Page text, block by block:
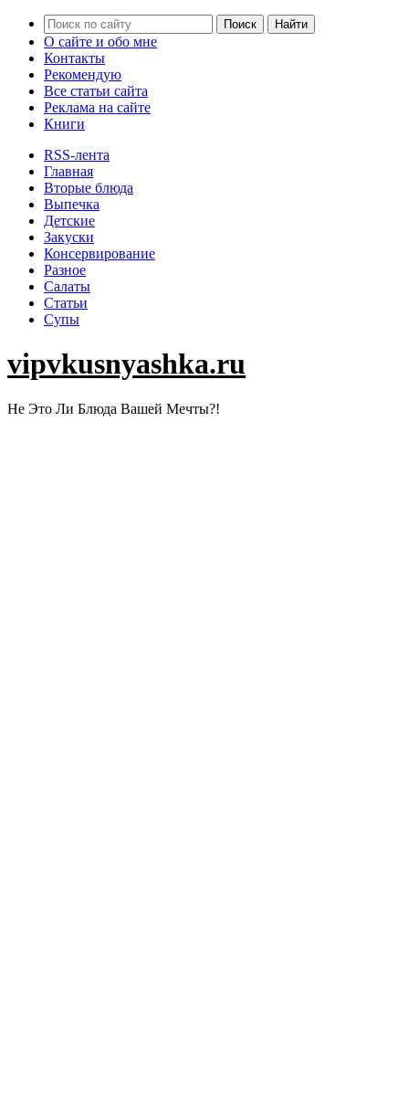
О сайте и обо мне
Контакты
Рекомендую
Все статьи сайта
Реклама на сайте
Книги
RSS-лента
Главная
Вторые блюда
Выпечка
Детские
Закуски
Консервирование
Разное
Салаты
Статьи
Супы
vipvkusnyashka.ru
Не Это Ли Блюда Вашей Мечты?!